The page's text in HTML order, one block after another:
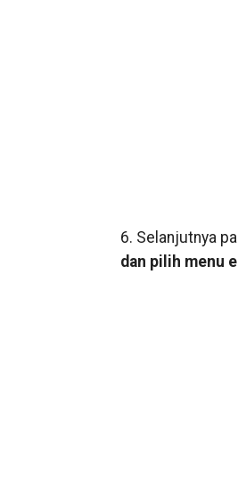
6. Selanjutnya
dan pilih menu